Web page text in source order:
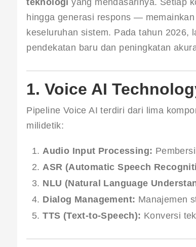
hingga generasi respons —
keseluruhan sistem. Pada tahun 2026,
pendekatan baru dan peningkatan
1. Voice AI
Pipeline Voice AI terdiri dari lima
milidetik:
Audio Input Processing:
ASR (Automatic Speech
NLU (Natural Language
Dialog Management: Manajemen
TTS (Text-to-Speech): Konversi